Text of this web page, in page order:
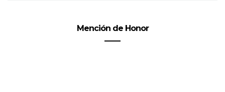
Mención de Honor